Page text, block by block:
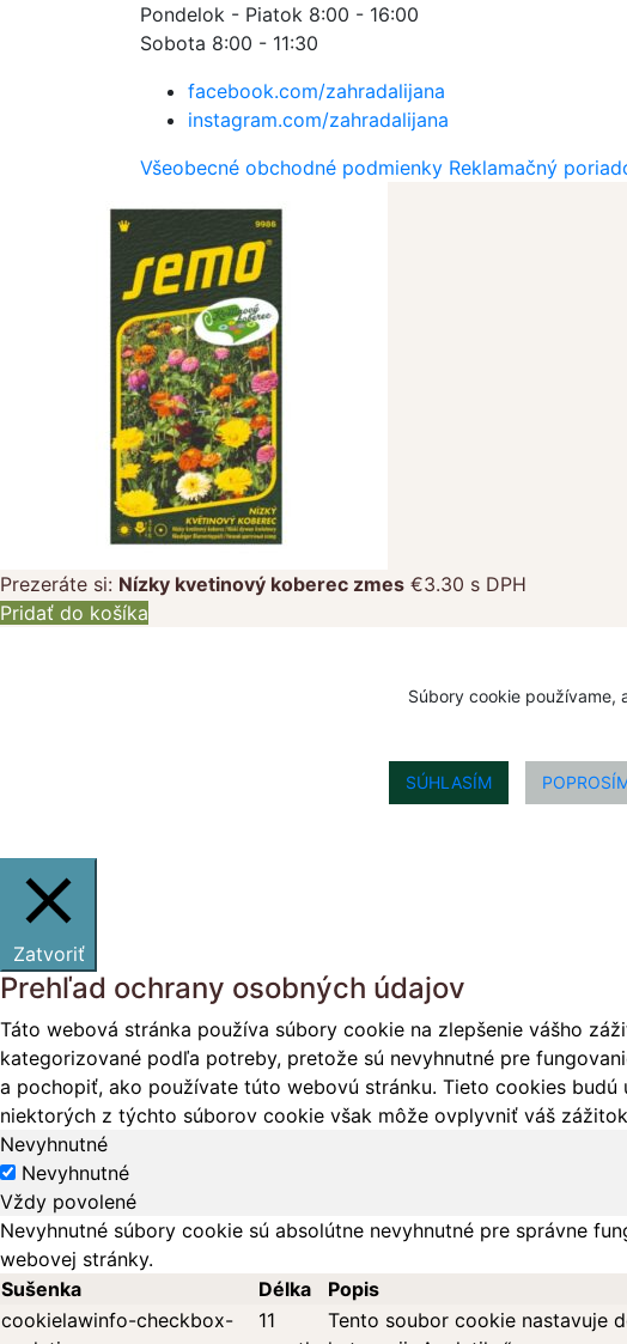
Pondelok - Piatok 8:00 - 16:00
Sobota 8:00 - 11:30
facebook.com/zahradalijana
instagram.com/zahradalijana
Všeobecné obchodné podmienky Reklamačný
Prezeráte si: Nízky kvetinový koberec zmes €3.30 s DPH
Pridať do košíka
Súbory cookie používame,
SÚHLASÍM
Zatvoriť
Prehľad ochrany osobných údajov
Táto webová stránka používa súbory cookie na zlepšenie vášho
kategorizované podľa potreby, pretože sú nevyhnutné pre
a pochopiť, ako používate túto webovú stránku. Tieto cookies
niektorých z týchto súborov cookie však môže ovplyvniť váš
Nevyhnutné
Nevyhnutné
Vždy povolené
Nevyhnutné súbory cookie sú absolútne nevyhnutné pre správne
webovej stránky.
Sušenka
Délka
Popis
cookielawinfo-checkbox-
11
Tento soubor cookie nastavuje